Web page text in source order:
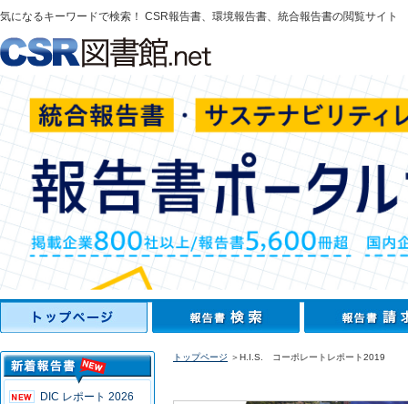
気になるキーワードで検索！ CSR報告書、環境報告書、統合報告書の閲覧サイト
DIC レポート 2026
トップページ ＞H.I.S. コーポレートレポート2019